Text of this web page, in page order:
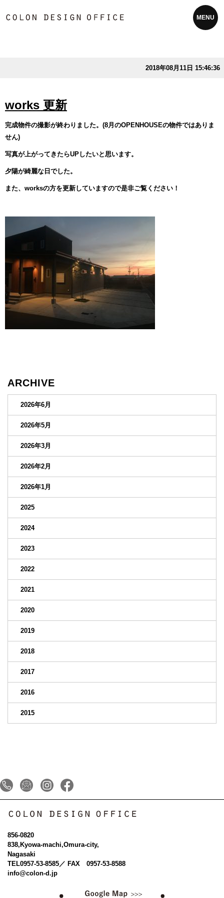
MENU
2018年08月11日 15:46:36
works 更新
完成物件の撮影が終わりました。(8月のOPENHOUSEの物件ではありま
せん)
写真が上がってきたらUPしたいと思います。
夕陽が綺麗な日でした。
また、worksの方を更新していますので是非ご覧ください！
ARCHIVE
2026年6月
2026年5月
2026年3月
2026年2月
2026年1月
2025
2024
2023
2022
2021
2020
2019
2018
2017
2016
2015
856-0820
838,Kyowa-machi,Omura-city,
Nagasaki
TEL0957-53-8585／ FAX 0957-53-8588
info@colon-d.jp